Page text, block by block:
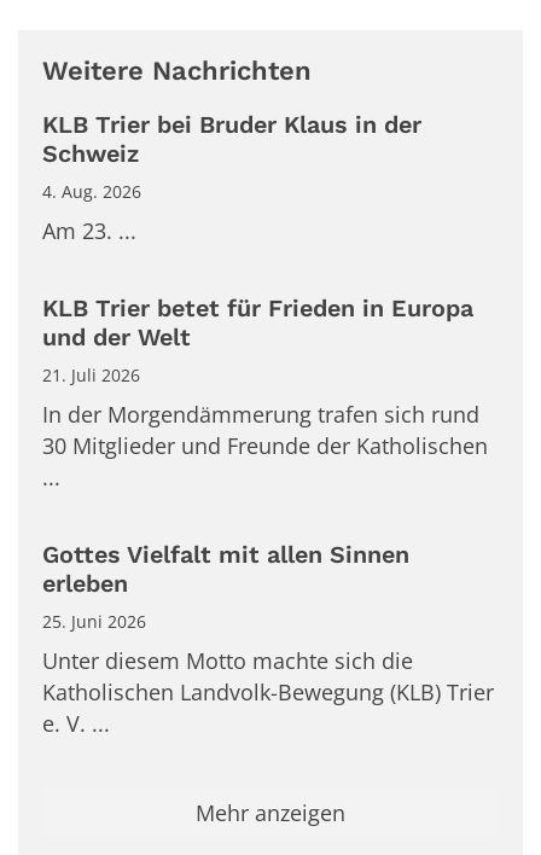
Weitere Nachrichten
KLB Trier bei Bruder Klaus in der
Schweiz
4. Aug. 2026
Am 23. ...
KLB Trier betet für Frieden in Europa
und der Welt
21. Juli 2026
In der Morgendämmerung trafen sich rund
30 Mitglieder und Freunde der Katholischen
...
Gottes Vielfalt mit allen Sinnen
erleben
25. Juni 2026
Unter diesem Motto machte sich die
Katholischen Landvolk-Bewegung (KLB) Trier
e. V. ...
Mehr anzeigen